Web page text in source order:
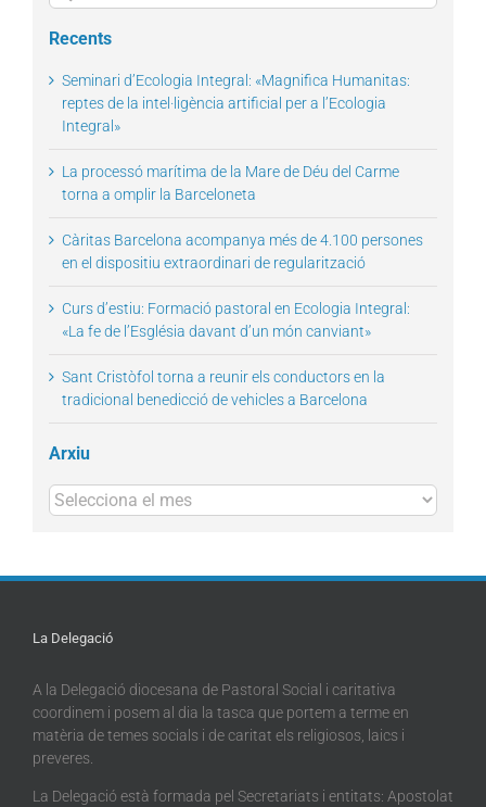
for:
Recents
Seminari d’Ecologia Integral: «Magnifica Humanitas:
reptes de la intel·ligència artificial per a l’Ecologia
Integral»
La processó marítima de la Mare de Déu del Carme
torna a omplir la Barceloneta
Càritas Barcelona acompanya més de 4.100 persones
en el dispositiu extraordinari de regularització
Curs d’estiu: Formació pastoral en Ecologia Integral:
«La fe de l’Església davant d’un món canviant»
Sant Cristòfol torna a reunir els conductors en la
tradicional benedicció de vehicles a Barcelona
Arxiu
Arxius
La Delegació
A la Delegació diocesana de Pastoral Social i caritativa
coordinem i posem al dia la tasca que portem a terme en
matèria de temes socials i de caritat els religiosos, laics i
preveres.
La Delegació està formada pel Secretariats i entitats: Apostolat